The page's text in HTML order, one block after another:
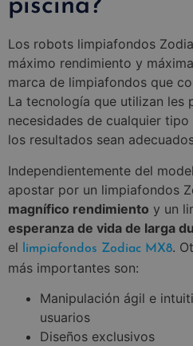
piscina?
Los robots limpiafondos
máximo rendimiento y
marca de limpiafondos que
La tecnología que utilizan les
necesidades de cualquier
los resultados sean
Independientemente del
apostar por un limpiafondos
magnífico rendimiento y un
esperanza de vida de larga
el
limpiafondos Zodiac MX8.
más importantes son:
Manipulación ágil e
usuarios
Diseños exclusivos